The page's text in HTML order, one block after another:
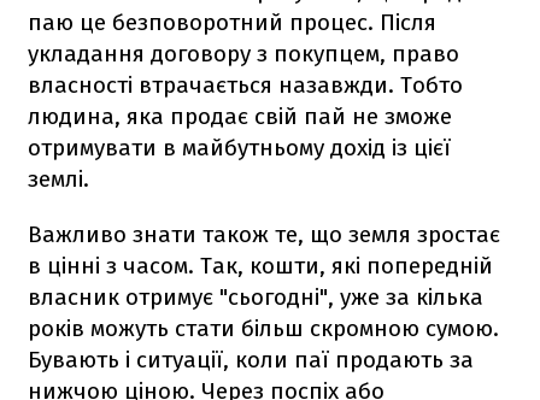
паю це безповоротний процес. Після
укладання договору з покупцем, право
власності втрачається назавжди. Тобто
людина, яка продає свій пай не зможе
отримувати в майбутньому дохід із цієї
землі.
Важливо знати також те, що земля зростає
в цінні з часом. Так, кошти, які попередній
власник отримує "сьогодні", уже за кілька
років можуть стати більш скромною сумою.
Бувають і ситуації, коли паї продають за
нижчою ціною. Через поспіх або